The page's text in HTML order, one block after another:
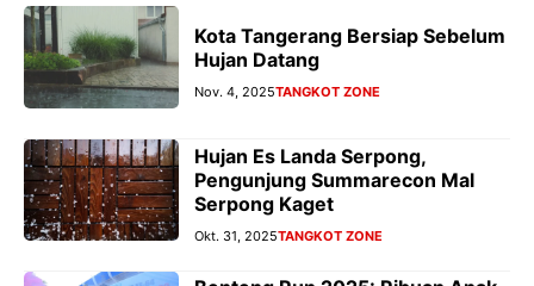
Kota Tangerang Bersiap Sebelum
Hujan Datang
Nov. 4, 2025TANGKOT ZONE
Hujan Es Landa Serpong,
Pengunjung Summarecon Mal
Serpong Kaget
Okt. 31, 2025TANGKOT ZONE